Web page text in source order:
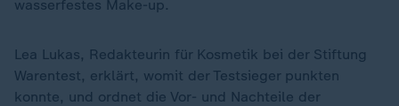
wasserfestes Make-up.
Lea Lukas, Redakteurin für Kosmetik bei der Stiftung
Warentest, erklärt, womit der Testsieger punkten
konnte, und ordnet die Vor- und Nachteile der